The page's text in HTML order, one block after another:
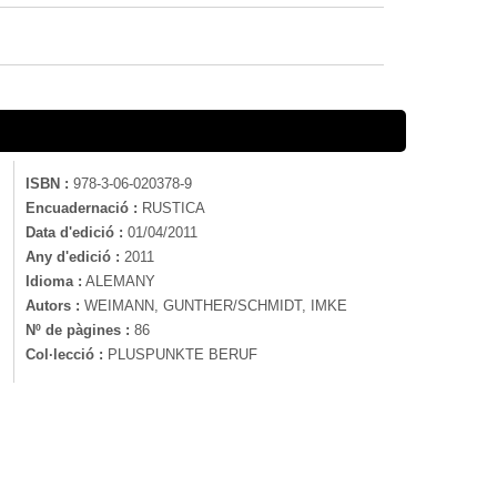
ISBN : 978-3-06-020378-9
Encuadernació : RUSTICA
Data d'edició : 01/04/2011
Any d'edició : 2011
Idioma : ALEMANY
Autors : WEIMANN, GUNTHER/SCHMIDT, IMKE
Nº de pàgines : 86
Col·lecció : PLUSPUNKTE BERUF